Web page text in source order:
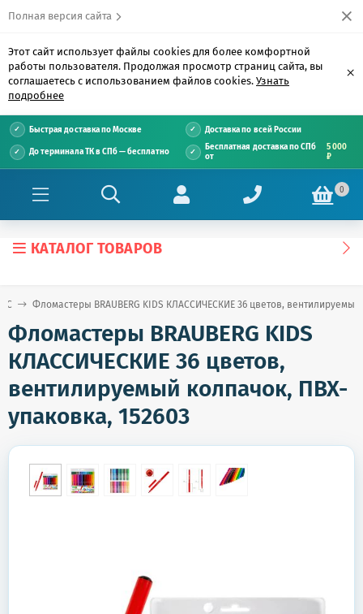
Полная версия сайта
Этот сайт использует файлы cookies для более комфортной
работы пользователя. Продолжая просмотр страниц сайта, вы
соглашаетесь с использованием файлов cookies. Узнать
подробнее
×
Быстрая доставка по Москве Доставка по всей России
До терминала ТК в СПб — бесплатно
Бесплатная доставка по СПб
от
5 000
₽
0
КАТАЛОГ ТОВАРОВ
С Фломастеры BRAUBERG KIDS КЛАССИЧЕСКИЕ 36 цветов,
Фломастеры BRAUBERG KIDS
КЛАССИЧЕСКИЕ 36 цветов,
вентилируемый колпачок, ПВХ-
упаковка, 152603